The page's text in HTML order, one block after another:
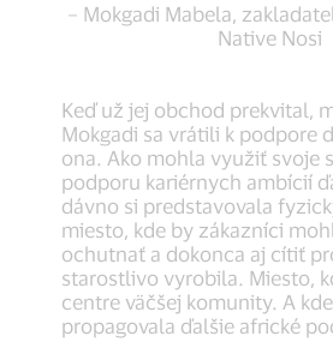
– Mokgadi Mabela,
Native Nosi
Keď už jej obchod prekvital,
Mokgadi sa vrátili k podpore
ona. Ako mohla využiť svoje
podporu kariérnych ambícií
dávno si predstavovala
miesto, kde by zákazníci
ochutnať a dokonca aj cítiť
starostlivo vyrobila. Miesto,
centre väčšej komunity. A
propagovala ďalšie africké